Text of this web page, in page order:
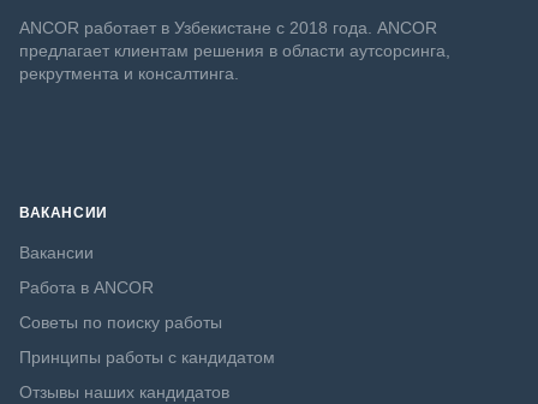
ANСOR работает в Узбекистане с 2018 года. ANCOR
предлагает клиентам решения в области аутсорсинга,
рекрутмента и консалтинга.
ВАКАНСИИ
Вакансии
Работа в ANCOR
Советы по поиску работы
Принципы работы с кандидатом
Отзывы наших кандидатов